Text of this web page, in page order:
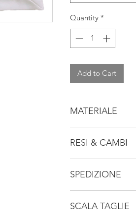
Quantity *
Add to Cart
MATERIALE
RESI & CAMBI
FAQ
SPEDIZIONE
politica di
SCALA TAGLIE